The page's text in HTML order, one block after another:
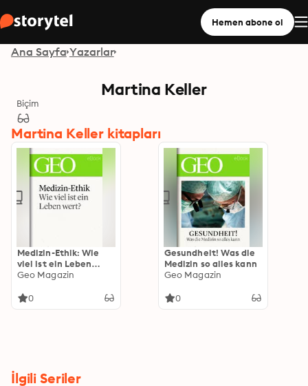
Hemen abone ol
Ana Sayfa Yazarlar
Martina Keller
Biçim
Martina Keller kitapları
Medizin-Ethik: Wie
viel ist ein Leben
wert?
Geo Magazin
0
Gesundheit! Was die
Medizin so alles kann
Geo Magazin
0
İlgili Seriler